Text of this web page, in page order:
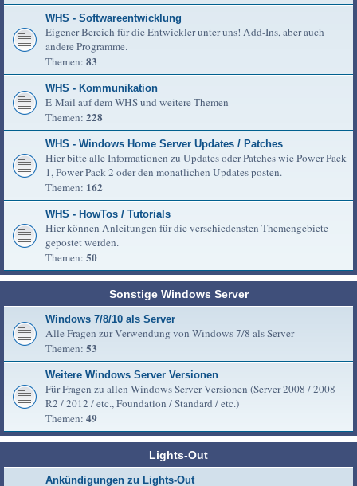
WHS - Softwareentwicklung
Eigener Bereich für die Entwickler unter uns! Add-Ins, aber auch
andere Programme.
Themen: 83
WHS - Kommunikation
E-Mail auf dem WHS und weitere Themen
Themen: 228
WHS - Windows Home Server Updates / Patches
Hier bitte alle Informationen zu Updates oder Patches wie Power Pack
1, Power Pack 2 oder den monatlichen Updates posten.
Themen: 162
WHS - HowTos / Tutorials
Hier können Anleitungen für die verschiedensten Themengebiete
gepostet werden.
Themen: 50
Sonstige Windows Server
Windows 7/8/10 als Server
Alle Fragen zur Verwendung von Windows 7/8 als Server
Themen: 53
Weitere Windows Server Versionen
Für Fragen zu allen Windows Server Versionen (Server 2008 / 2008
R2 / 2012 / etc., Foundation / Standard / etc.)
Themen: 49
Lights-Out
Ankündigungen zu Lights-Out